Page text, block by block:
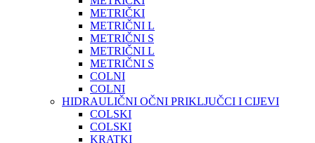
METRIČKI
METRIČNI L
METRIČNI S
METRIČNI L
METRIČNI S
COLNI
COLNI
HIDRAULIČNI OČNI PRIKLJUČCI I CIJEVI
COLSKI
COLSKI
KRATKI